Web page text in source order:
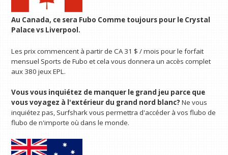
Au Canada, ce sera Fubo Comme toujours pour le Crystal
Palace vs Liverpool.
Les prix commencent à partir de CA 31 $ / mois pour le forfait
mensuel Sports de Fubo et cela vous donnera un accès complet
aux 380 jeux EPL.
Vous vous inquiétez de manquer le grand jeu parce que
vous voyagez à l'extérieur du grand nord blanc?Ne vous
inquiétez pas, Surfshark vous permettra d'accéder à vos flubo de
flubo de n'importe où dans le monde.